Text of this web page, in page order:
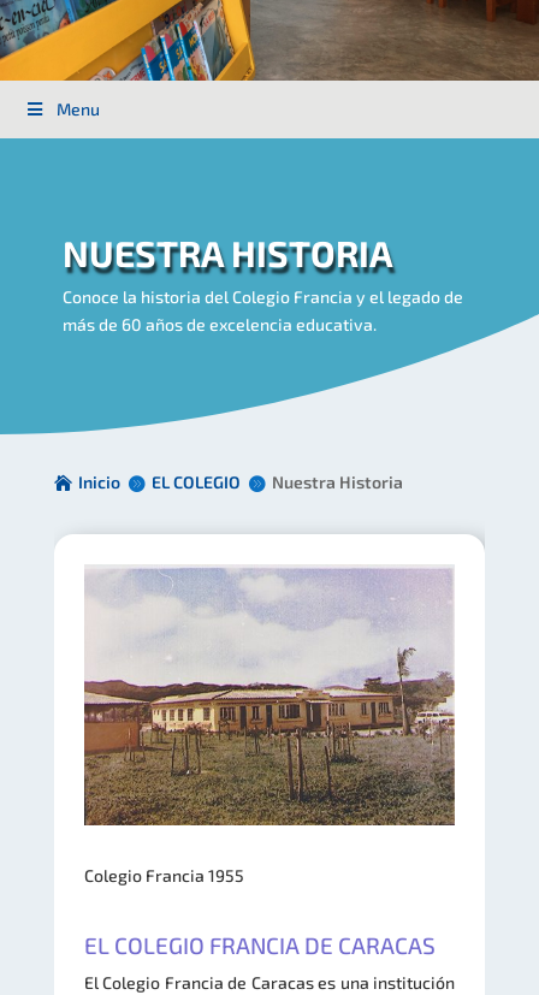
Menu
NUESTRA HISTORIA
Conoce la historia del Colegio Francia y el legado de
más de 60 años de excelencia educativa.
Inicio EL COLEGIO Nuestra Historia
Colegio Francia 1955
EL COLEGIO FRANCIA DE CARACAS
El Colegio Francia de Caracas es una institución